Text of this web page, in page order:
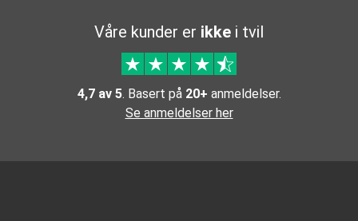
Våre kunder er ikke i tvil
4,7 av 5. Basert på 20+ anmeldelser.
Se anmeldelser her